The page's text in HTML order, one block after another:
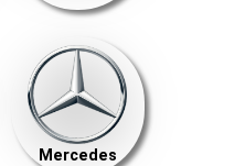
Mercedes